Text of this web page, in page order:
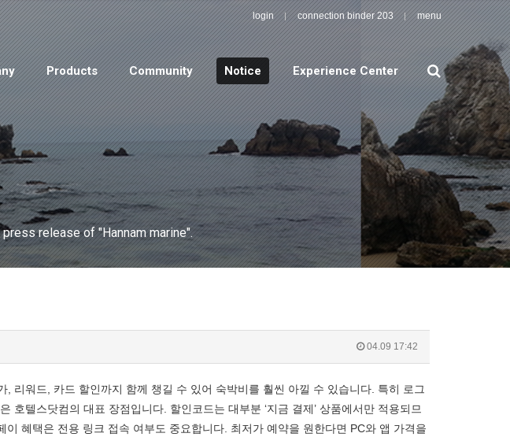
login connection binder 203 menu
Products Community Notice Experience Center search
release of "Hannam marine".
04.09 17:42
리워드, 카드 할인까지 함께 챙길 수 있어 숙박비를 훨씬 아낄 수 있습니다. 특히 로그
호텔스닷컴의 대표 장점입니다. 할인코드는 대부분 ‘지금 결제’ 상품에서만 적용되므
혜택은 전용 링크 접속 여부도 중요합니다. 최저가 예약을 원한다면 PC와 앱 가격을